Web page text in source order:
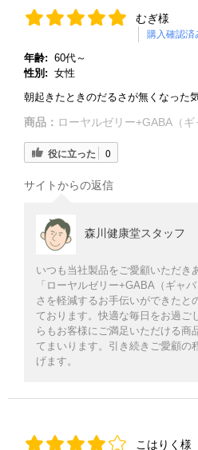
むぎ様
購入確認済
年齢: 60代～
性別: 女性
朝起きたときのだるさが無くなった
商品： ローヤルゼリー+GABA（ギ
役に立った 0
サイトからの返信
森川健康堂スタッフ
いつも当社製品をご愛顧いただき
「ローヤルゼリー+GABA（ギャ
さを軽減するお手伝いができたと
ております。快適な毎日をお過ご
らもお客様にご満足いただける商
てまいります。引き続きご愛顧の
げます。
こはりく様